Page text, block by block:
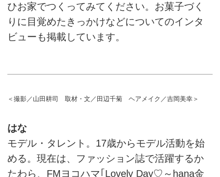
ひお家でつくってみてください。お菓子づく
りに目覚めたきっかけなどについてのインタ
ビューも掲載しています。
＜撮影／山田耕司 取材・文／田辺千菊 ヘアメイク／吉岡美幸＞
はな
モデル・タレント。17歳からモデル活動を始
める。現在は、ファッション誌で活躍するか
たわら、FMヨコハマ｢Lovely Day♡～hana金